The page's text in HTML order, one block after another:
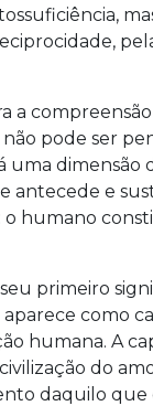
a
pode ser
uma dimensão
antecede e
humano
primeiro
como
humana. A
do
daquilo que